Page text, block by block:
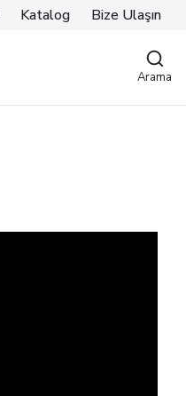
Katalog Bize Ulaşın
Arama